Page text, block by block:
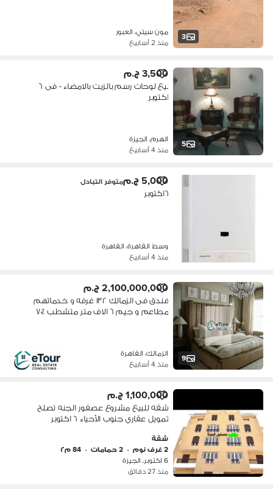
3
مون سيتي، العبور
منذ 2 أسابيع
5
3,500 ج.م
بيع لوحات رسم بالزيت بالامضاء - فى ٦
اكتوبر
الهرم، الجيزة
منذ 4 أسابيع
5,000 ج.م متوفر التبادل
٦اكتوبر
وسط القاهرة، القاهرة
منذ 4 أسابيع
9
2,100,000,000 ج.م
فندق فى الزمالك ١٣٢ غرفه و خدماتهم
مطاعم و جيم ٦ الاف متر متشطب ٪؜٧٠
الزمالك، القاهرة
منذ 4 أسابيع
1,100,000 ج.م
شقه للبيع مشروع عصفور الجنه تصلح
تمويل عقاري جنوب الأحياء ٦ اكتوبر
شقة
2 غرف نوم
• 2 حمامات • 84 م٢
6 اكتوبر، الجيزة
منذ 27 دقائق